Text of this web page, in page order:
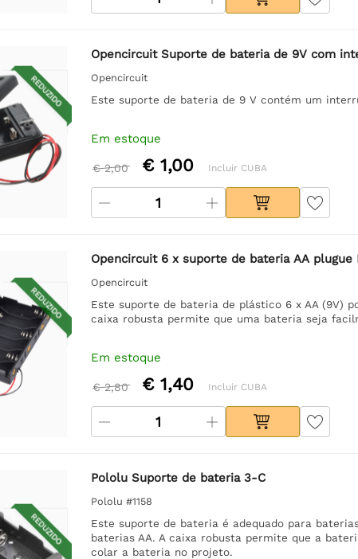
REDUZIDO
Opencircuit Suporte de bateria de 9V com
Opencircuit
Este suporte de bateria de 9 V contém um
Em estoque
€ 2,00 € 1,00 Incluir CUBA
REDUZIDO
Opencircuit 6 x suporte de bateria AA plugue
Opencircuit
Este suporte de bateria de plástico 6 x AA (9V)
caixa robusta permite que uma bateria seja
Em estoque
€ 2,80 € 1,40 Incluir CUBA
REDUZIDO
Pololu Suporte de bateria 3-C
Pololu #1158
Este suporte de bateria é adequado para
baterias AA. A caixa robusta permite que a
colar a bateria no projeto.